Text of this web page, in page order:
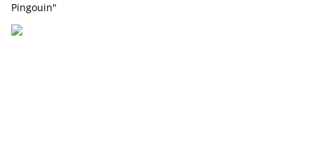
Pingouin"